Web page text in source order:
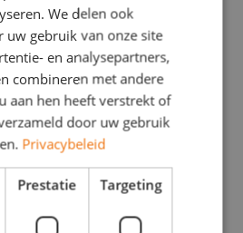
helpt je
jouw vragen. Benno staat
graag!
We delen ook
uw gebruik van onze site
en analysepartners,
combineren met andere
aan hen heeft verstrekt of
door uw gebruik
Privacybeleid
Prestatie Targeting